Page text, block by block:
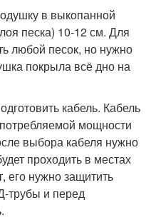
в выкопанной
песка) 10-12 см. Для
любой песок, но нужно
покрыла всё дно на
кабель. Кабель
мощности
выбора кабеля нужно
проходить в местах
его нужно защитить
трубы и перед